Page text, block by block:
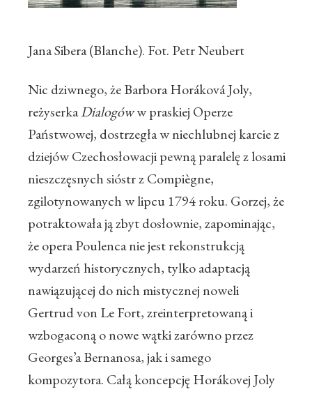
Jana Sibera (Blanche). Fot. Petr Neubert
Nic dziwnego, że Barbora Horáková Joly,
reżyserkaDialogóww praskiej Operze
Państwowej, dostrzegła w niechlubnej karcie z
dziejów Czechosłowacji pewną paralelę z losami
nieszczęsnych sióstr z Compiègne,
zgilotynowanych w lipcu 1794 roku. Gorzej, że
potraktowała ją zbyt dosłownie, zapominając,
że opera Poulenca nie jest rekonstrukcją
wydarzeń historycznych, tylko adaptacją
nawiązującej do nich mistycznej noweli
Gertrud von Le Fort, zreinterpretowaną i
wzbogaconą o nowe wątki zarówno przez
Georges’a Bernanosa, jak i samego
kompozytora. Całą koncepcję Horákovej Joly